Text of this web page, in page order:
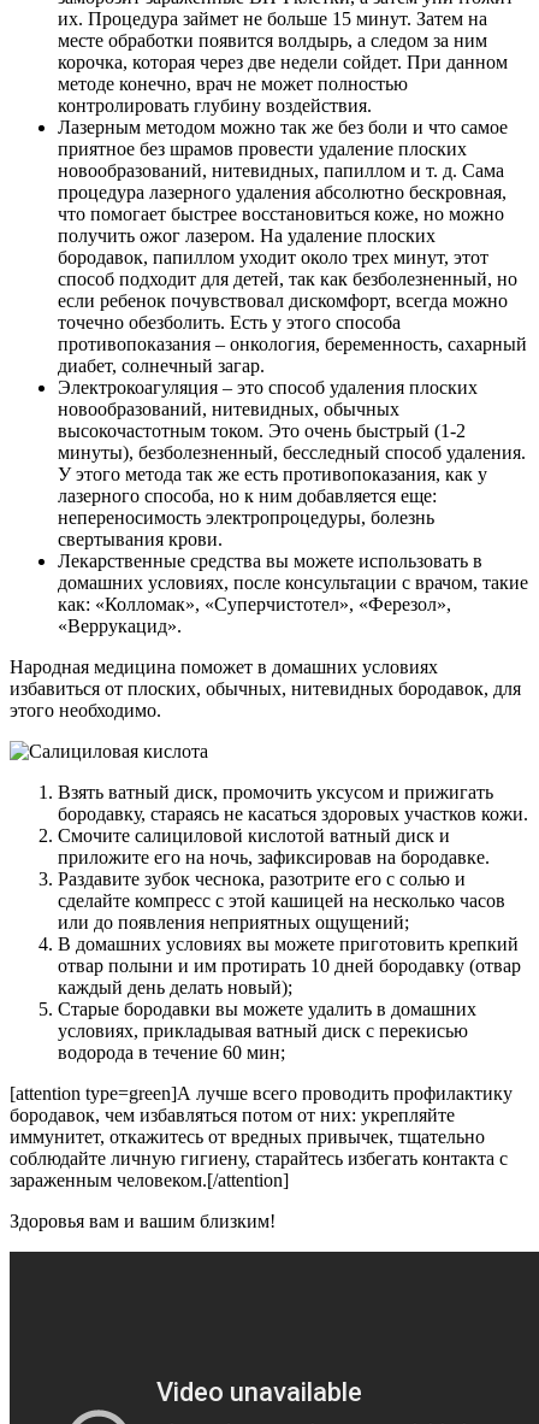
их. Процедура займет не больше 15 минут. Затем на
месте обработки появится волдырь, а следом за ним
корочка, которая через две недели сойдет. При данном
методе конечно, врач не может полностью
контролировать глубину воздействия.
Лазерным методом можно так же без боли и что самое
приятное без шрамов провести удаление плоских
новообразований, нитевидных, папиллом и т. д. Сама
процедура лазерного удаления абсолютно бескровная,
что помогает быстрее восстановиться коже, но можно
получить ожог лазером. На удаление плоских
бородавок, папиллом уходит около трех минут, этот
способ подходит для детей, так как безболезненный, но
если ребенок почувствовал дискомфорт, всегда можно
точечно обезболить. Есть у этого способа
противопоказания – онкология, беременность, сахарный
диабет, солнечный загар.
Электрокоагуляция – это способ удаления плоских
новообразований, нитевидных, обычных
высокочастотным током. Это очень быстрый (1-2
минуты), безболезненный, бесследный способ удаления.
У этого метода так же есть противопоказания, как у
лазерного способа, но к ним добавляется еще:
непереносимость электропроцедуры, болезнь
свертывания крови.
Лекарственные средства вы можете использовать в
домашних условиях, после консультации с врачом, такие
как: «Колломак», «Суперчистотел», «Ферезол»,
«Веррукацид».
Народная медицина поможет в домашних условиях
избавиться от плоских, обычных, нитевидных бородавок, для
этого необходимо.
Взять ватный диск, промочить уксусом и прижигать
бородавку, стараясь не касаться здоровых участков кожи.
Смочите салициловой кислотой ватный диск и
приложите его на ночь, зафиксировав на бородавке.
Раздавите зубок чеснока, разотрите его с солью и
сделайте компресс с этой кашицей на несколько часов
или до появления неприятных ощущений;
В домашних условиях вы можете приготовить крепкий
отвар полыни и им протирать 10 дней бородавку (отвар
каждый день делать новый);
Старые бородавки вы можете удалить в домашних
условиях, прикладывая ватный диск с перекисью
водорода в течение 60 мин;
[attention type=green]А лучше всего проводить профилактику
бородавок, чем избавляться потом от них: укрепляйте
иммунитет, откажитесь от вредных привычек, тщательно
соблюдайте личную гигиену, старайтесь избегать контакта с
зараженным человеком.[/attention]
Здоровья вам и вашим близким!